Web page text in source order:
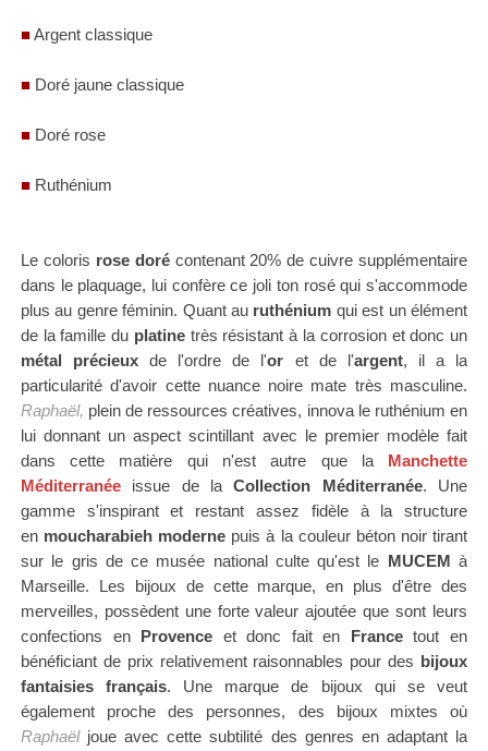
■Argent classique
■Doré jaune classique
■Doré rose
■Ruthénium
Le coloris rose dorécontenant 20% de cuivre supplémentaire
dans le plaquage, lui confère ce joli ton rosé qui s'accommode
plus au genre féminin. Quant au ruthénium qui est un élément
de la famille du platinetrès résistant à la corrosion et donc un
métal précieux de l'ordre de l'or et de l'argent, il a la
particularité d'avoir cette nuance noire mate très masculine.
Raphaël, plein de ressources créatives, innova le ruthénium en
lui donnant un aspect scintillant avec le premier modèle fait
danscette matière qui n'est autre quela Manchette
Méditerranéeissue de laCollection Méditerranée. Une
gamme s'inspirant et restant assez fidèle à la structure
en moucharabieh moderne puis à la couleur béton noirtirant
sur le gris de ce musée national culte qu'est le MUCEM à
Marseille. Les bijoux de cette marque, en plus d'être des
merveilles, possèdent une forte valeur ajoutée que sont leurs
confections en Provence et donc fait en Francetout en
bénéficiant de prix relativement raisonnables pour des bijoux
fantaisies français. Une marque de bijoux qui se veut
également proche des personnes, des bijoux mixtes où
Raphaëljoue avec cette subtilité des genres en adaptant la